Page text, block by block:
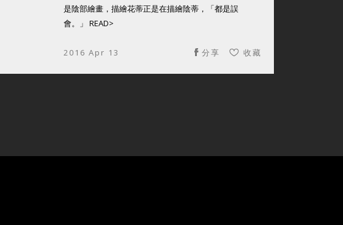
是陰部繪畫，描繪花蒂正是在描繪陰蒂，「都是誤
會。」 READ>
2016 Apr 13 收藏
分享